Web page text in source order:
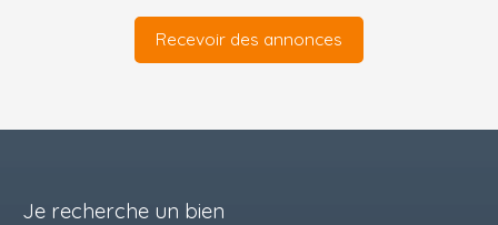
Recevoir des annonces
Je recherche un bien